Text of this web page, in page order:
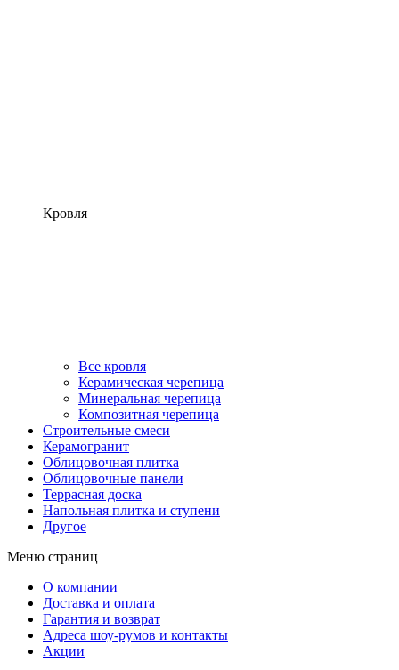
Кровля
Все кровля
Керамическая черепица
Минеральная черепица
Композитная черепица
Строительные смеси
Керамогранит
Облицовочная плитка
Облицовочные панели
Террасная доска
Напольная плитка и ступени
Другое
Меню страниц
О компании
Доставка и оплата
Гарантия и возврат
Адреса шоу-румов и контакты
Акции